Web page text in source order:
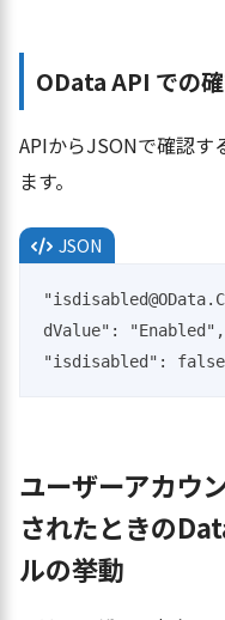
OData API での
APIからJSONで確認す
ます。
JSON
dValue": "Enabled",
"isdisabled": false
ユーザーアカウ
されたときの
ルの挙動